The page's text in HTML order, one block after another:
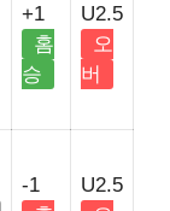
+1
홈
승
U2.5
오
버
-1
U2.5